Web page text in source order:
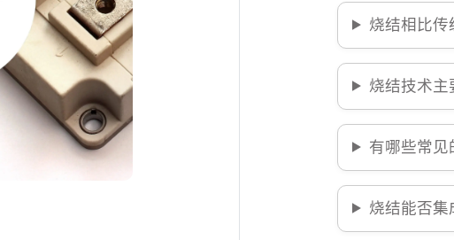
烧结相比传
烧结技术主
有哪些常见
烧结能否集